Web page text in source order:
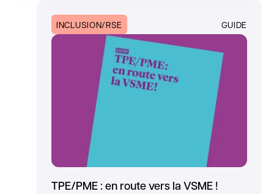
INCLUSION/RSE GUIDE
TPE/PME : en route vers la VSME !